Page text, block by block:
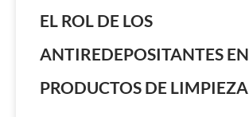
EL ROL DE LOS
ANTIREDEPOSITANTES EN
PRODUCTOS DE LIMPIEZA